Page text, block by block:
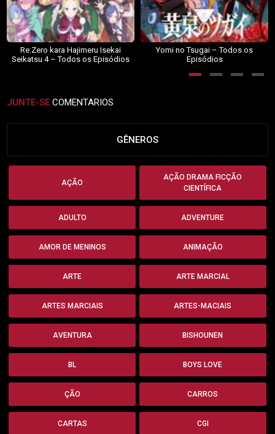
Re:Zero kara Hajimeru Isekai
Seikatsu 4 – Todos os Episódios
Yomi no Tsugai – Todos os
Episódios
JUNTE-SE COMENTARIOS
GÊNEROS
AÇÃO
AÇÃO DRAMA FICÇÃO
CIENTÍFICA
ADULTO ADVENTURE
AMOR DE MENINOS ANIMAÇÃO
ARTE ARTE MARCIAL
ARTES MARCIAIS ARTES-MACIAIS
AVENTURA BISHOUNEN
BL BOYS LOVE
ÇÃO CARROS
CARTAS CGI